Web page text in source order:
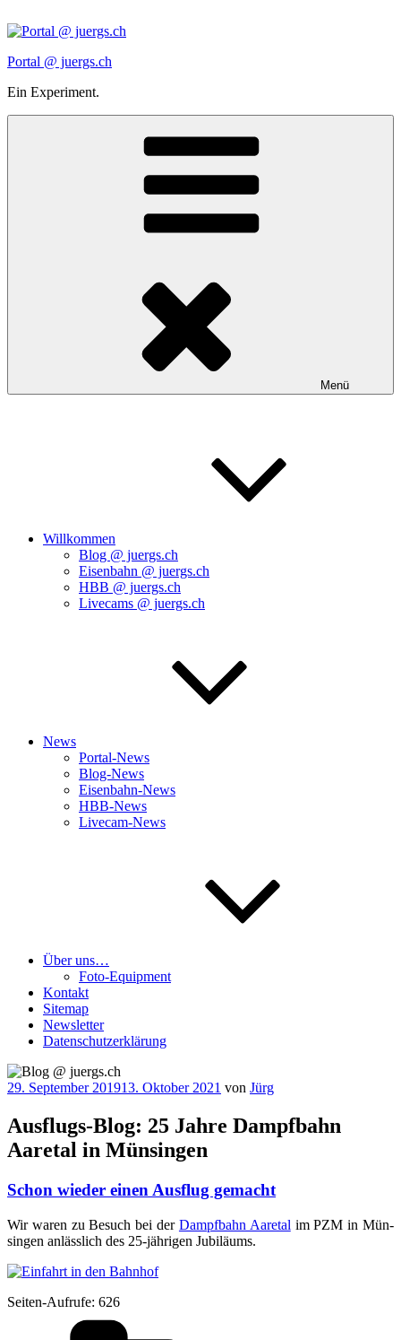
Inhalt
Portal @ juergs.ch
Ein Experiment.
Menü
Willkommen
Blog @ juergs.ch
Eisenbahn @ juergs.ch
HBB @ juergs.ch
Livecams @ juergs.ch
News
Portal-News
Blog-News
Eisenbahn-News
HBB-News
Livecam-News
Über uns…
Foto-Equipment
Kontakt
Sitemap
Newsletter
Datenschutzerklärung
Veröffentlicht
29. September 201913. Oktober 2021 von Jürg
Ausflugs-Blog: 25 Jahre Dampfbahn
Aaretal in Münsingen
Schon wieder einen Ausflug gemacht
Wir waren zu Besuch bei der Dampf­bahn Aare­tal im PZM in Mün­
sin­gen anläss­lich des 25-jäh­ri­gen Jubiläums.
Sei­ten-Auf­ru­fe: 626